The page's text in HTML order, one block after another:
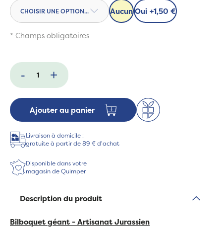
AucunOui +1,50 €
* Champs obligatoires
- +
Ajouter au panier
Livraison à domicile :
gratuite à partir de 89 € d'achat
Disponible dans votre
magasin de Quimper
Description du produit
Bilboquet géant - Artisanat Jurassien